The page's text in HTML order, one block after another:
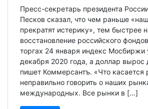
Пресс-секретарь президента
Песков сказал, что чем раньше
прекратят истерику», тем быстрее
восстановление российского
торгах 24 января индекс Мосбиржи
декабря 2020 года, а доллар вырос
пишет Коммерсантъ. «Что касается
неправильно говорить о наших
международных. Все рынки в […]